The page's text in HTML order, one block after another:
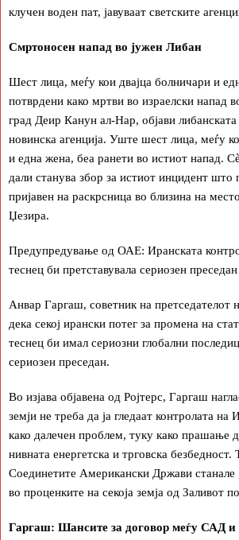
клучен воден пат, јавуваат светските
Смртоносен напад во јужен Либан
Шест лица, меѓу кои двајца болничари и
потврдени како мртви во израелски напад
град Деир Канун ал-Нар, објави
новинска агенција. Уште шест лица, меѓу
и една жена, беа ранети во истиот напад.
дали станува збор за истиот инцидент што
пријавен на раскрсница во близина на
Џезира.
Предупредување од ОАЕ: Иранската
теснец би претставувала сериозен преседан
Анвар Гаргаш, советник на
дека секој ирански потег за промена на
теснец би имал сериозни глобални
сериозен преседан.
Во изјава објавена од Ројтерс, Гаргаш
земји не треба да ја гледаат контролата на
како далечен проблем, туку како прашање
нивната енергетска и трговска безбедност.
Соединетите Американски Држави станале
во проценките на секоја земја од Заливот
Гаргаш: Шансите за договор меѓу САД и